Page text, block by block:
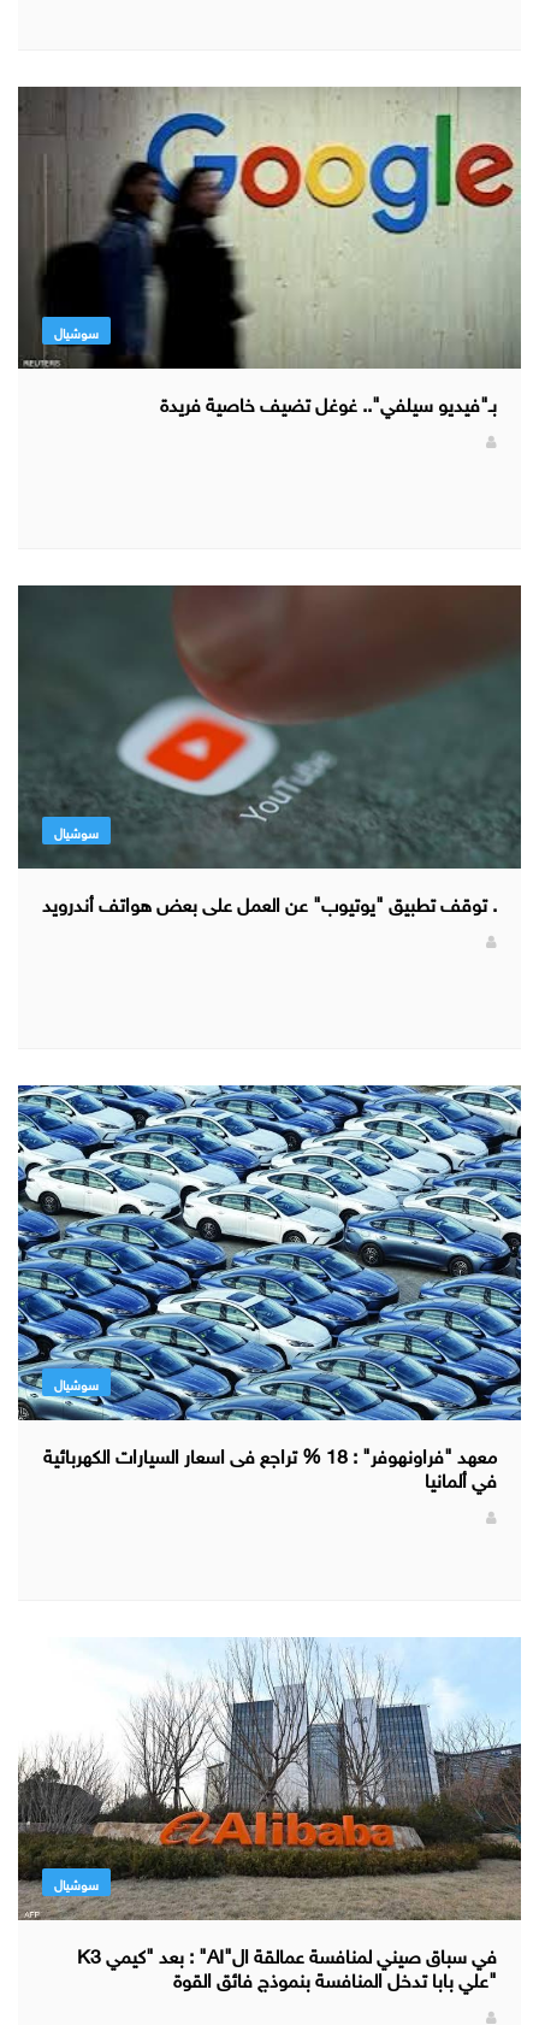
سوشيال
بـ"فيديو سيلفي".. غوغل تضيف خاصية فريدة
سوشيال
. توقف تطبيق "يوتيوب" عن العمل على بعض هواتف أندرويد
سوشيال
معهد "فراونهوفر" : 18 % تراجع فى اسعار السيارات الكهربائية
في ألمانيا
سوشيال
في سباق صيني لمنافسة عمالقة ال"AI" : بعد "كيمي K3
"علي بابا تدخل المنافسة بنموذج فائق القوة